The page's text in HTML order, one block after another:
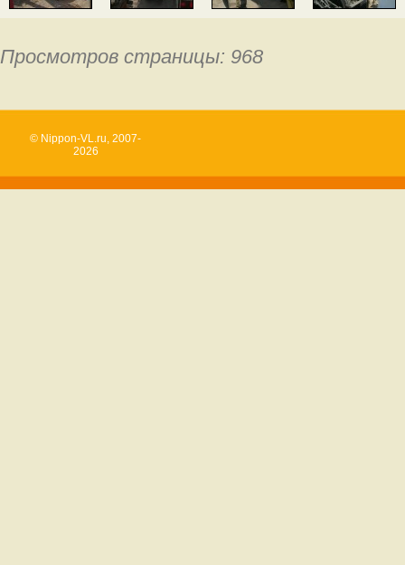
Просмотров страницы: 968
© Nippon-VL.ru, 2007-
2026